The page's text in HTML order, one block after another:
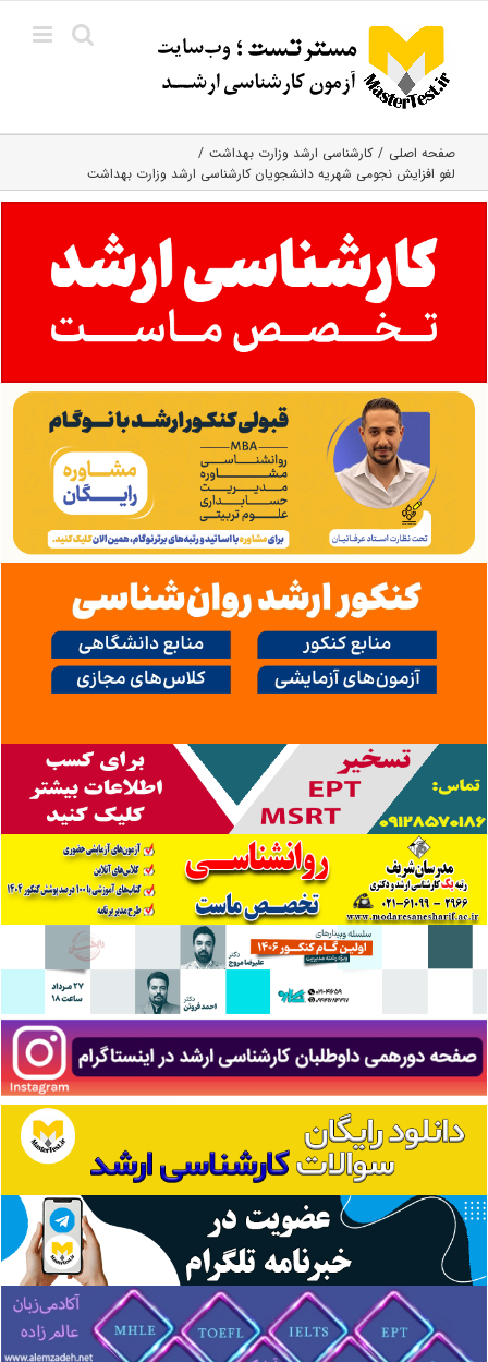
content
صفحه اصلی
کارشناسی ارشد وزارت بهداشت
لغو افزایش نجومی شهریه دانشجویان کارشناسی ارشد وزارت بهداشت